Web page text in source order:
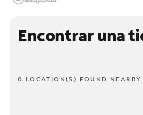
Encontrar una
0 LOCATION(S) FOUND NEARBY